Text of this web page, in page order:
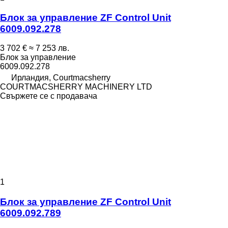
Блок за управление ZF Control Unit
6009.092.278
3 702 € ≈ 7 253 лв.
Блок за управление
6009.092.278
Ирландия, Courtmacsherry
COURTMACSHERRY MACHINERY LTD
Свържете се с продавача
1
Блок за управление ZF Control Unit
6009.092.789